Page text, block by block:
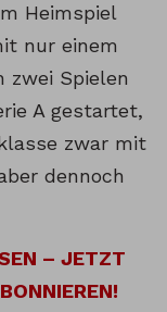
Heimspiel
nur einem
zwei Spielen
A gestartet,
zwar mit
dennoch
– JETZT